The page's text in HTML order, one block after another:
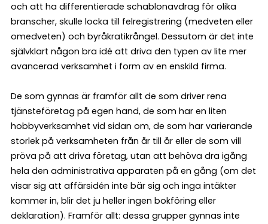
och att ha differentierade schablonavdrag för olika
branscher, skulle locka till felregistrering (medveten eller
omedveten) och byråkratikrångel. Dessutom är det inte
självklart någon bra idé att driva den typen av lite mer
avancerad verksamhet i form av en enskild firma.
De som gynnas är framför allt de som driver rena
tjänsteföretag på egen hand, de som har en liten
hobbyverksamhet vid sidan om, de som har varierande
storlek på verksamheten från år till år eller de som vill
pröva på att driva företag, utan att behöva dra igång
hela den administrativa apparaten på en gång (om det
visar sig att affärsidén inte bär sig och inga intäkter
kommer in, blir det ju heller ingen bokföring eller
deklaration). Framför allt: dessa grupper gynnas inte